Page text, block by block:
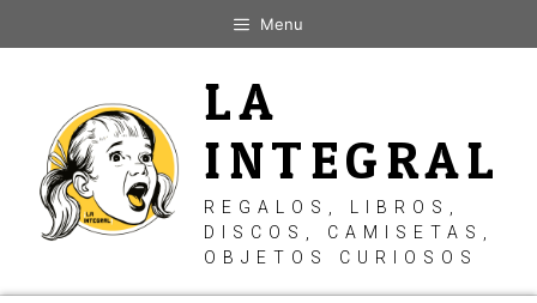
al
Menu
LA
INTEGRAL
REGALOS, LIBROS,
DISCOS, CAMISETAS,
OBJETOS CURIOSOS